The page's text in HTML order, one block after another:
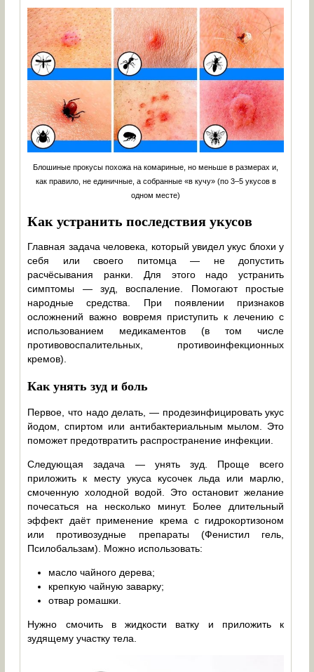
Блошиные прокусы похожа на комариные, но меньше в размерах и,
как правило, не единичные, а собранные «в кучу» (по 3–5 укусов в
одном месте)
Как устранить последствия укусов
Главная задача человека, который увидел укус блохи у
себя или своего питомца — не допустить
расчёсывания ранки. Для этого надо устранить
симптомы — зуд, воспаление. Помогают простые
народные средства. При появлении признаков
осложнений важно вовремя приступить к лечению с
использованием медикаментов (в том числе
противовоспалительных, противоинфекционных
кремов).
Как унять зуд и боль
Первое, что надо делать, — продезинфицировать укус
йодом, спиртом или антибактериальным мылом. Это
поможет предотвратить распространение инфекции.
Следующая задача — унять зуд. Проще всего
приложить к месту укуса кусочек льда или марлю,
смоченную холодной водой. Это остановит желание
почесаться на несколько минут. Более длительный
эффект даёт применение крема с гидрокортизоном
или противозудные препараты (Фенистил гель,
Псилобальзам). Можно использовать:
масло чайного дерева;
крепкую чайную заварку;
отвар ромашки.
Нужно смочить в жидкости ватку и приложить к
зудящему участку тела.